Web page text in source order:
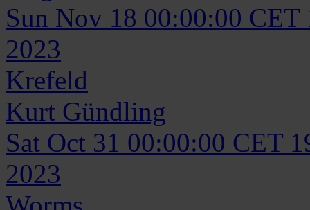
Sun Nov 18 00:00:00 CET
2023
Krefeld
Kurt Gündling
Sat Oct 31 00:00:00 CET
2023